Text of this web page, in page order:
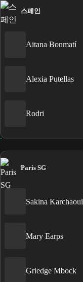
스페인
Aitana Bonmatí
Alexia Putellas
Rodri
Paris SG
Sakina Karchaoui
Mary Earps
Griedge Mbock